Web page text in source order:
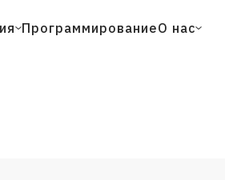
ПрограммированиеО нас